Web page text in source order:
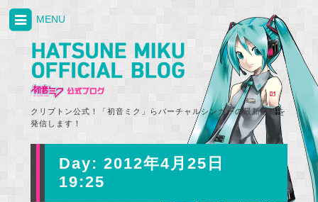
クリプトン公式！「初音ミク」らバーチャルシンガーの最新情報を
発信します！
MENU
Day: 2012年4月25日
19:25